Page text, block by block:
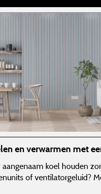
en verwarmen met
koel houden
of ventilatorgeluid?